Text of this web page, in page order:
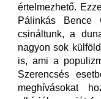
értelmezhető.
Pálinkás Bence
csináltunk, a
nagyon sok
is, ami a
Szerencsés
meghívásokat